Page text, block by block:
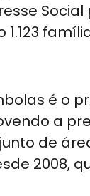
1.123
é o
a
de
2008,